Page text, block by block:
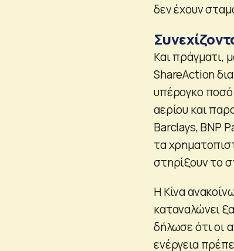
δεν έχουν
Και πράγματι,
ShareAction
υπέρογκο ποσό
αερίου και
Barclays, BNP
τα
στηρίξουν το
Η Κίνα
καταναλώνει
δήλωσε ότι οι
ενέργεια